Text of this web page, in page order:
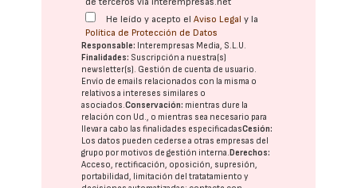
He leído y acepto elAviso Legal y la
Política de Protección de Datos
Responsable: Interempresas Media, S.L.U.
Finalidades: Suscripción a nuestra(s)
newsletter(s). Gestión de cuenta de usuario.
Envío de emails relacionados con la misma o
relativos a intereses similares o
asociados.Conservación: mientras dure la
relación con Ud., o mientras sea necesario para
llevar a cabo las finalidades especificadasCesión:
Los datos pueden cederse a otras empresas del
grupo por motivos de gestión interna. Derechos:
Acceso, rectificación, oposición, supresión,
portabilidad, limitación del tratatamiento y